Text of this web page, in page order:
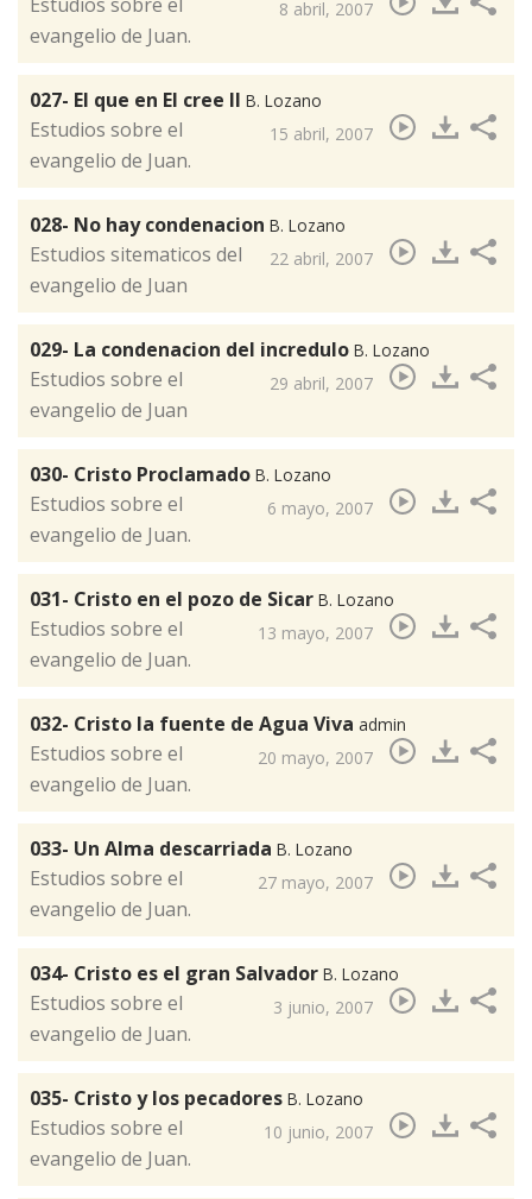
8 abril, 2007
evangelio de Juan.
027- El que en El cree II B. Lozano
15 abril, 2007
​Estudios sobre el
evangelio de Juan.
028- No hay condenacion B. Lozano
22 abril, 2007
​Estudios sitematicos del
evangelio de Juan
029- La condenacion del incredulo B. Lozano
29 abril, 2007
Estudios sobre el
evangelio de Juan
030- Cristo Proclamado B. Lozano
6 mayo, 2007
​Estudios sobre el
evangelio de Juan.
031- Cristo en el pozo de Sicar B. Lozano
13 mayo, 2007
​​Estudios sobre el
evangelio de Juan.
032- Cristo la fuente de Agua Viva admin
20 mayo, 2007
​Estudios sobre el
evangelio de Juan.
033- Un Alma descarriada B. Lozano
27 mayo, 2007
​Estudios sobre el
evangelio de Juan.
034- Cristo es el gran Salvador B. Lozano
3 junio, 2007
​Estudios sobre el
evangelio de Juan.
035- Cristo y los pecadores B. Lozano
10 junio, 2007
​Estudios sobre el
evangelio de Juan.